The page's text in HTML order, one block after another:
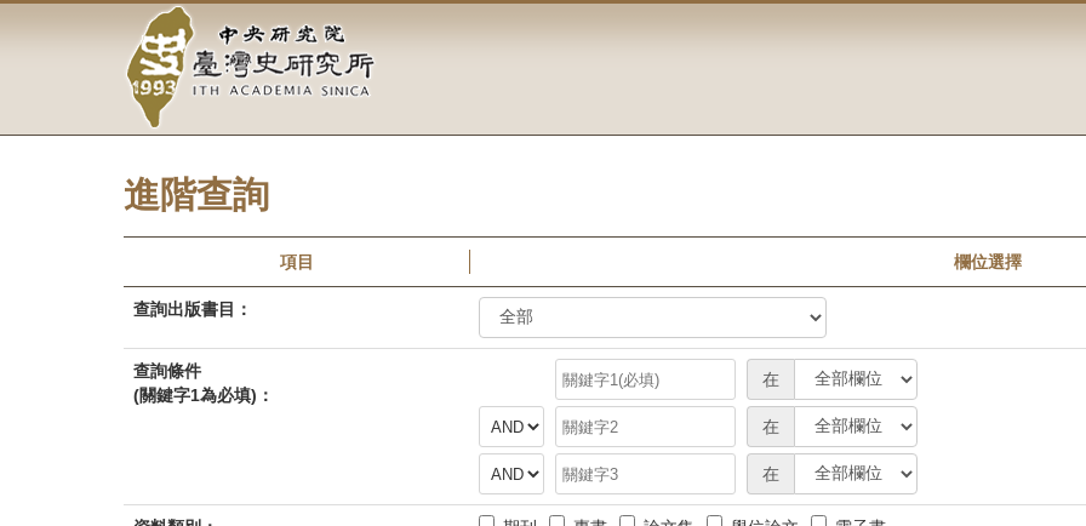
容
中
央
研
究
院-
灣
史
研
所-
進階查詢
項目 欄位選擇
查詢出版書目：
查詢條件
(關鍵字1為必填)：
在
件
欄
詢
件
：
查
詢
條
件
：
在
件
詢
條
查
詢
條
在